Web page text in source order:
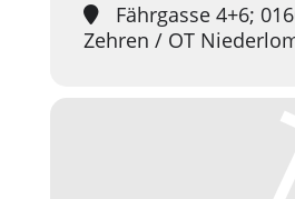
Fährgasse 4+6;
Zehren / OT